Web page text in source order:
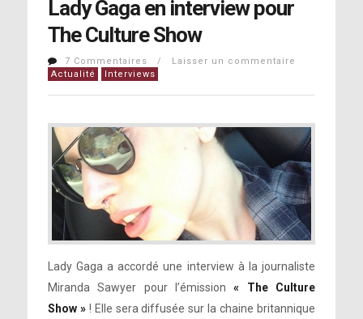
Lady Gaga en interview pour
The Culture Show
7 Commentaires / Laisser un commentaire
Actualité
Interviews
Lady Gaga a accordé une interview à la journaliste
Miranda Sawyer pour l’émission« The Culture
Show »! Elle sera diffusée sur la chaine britannique